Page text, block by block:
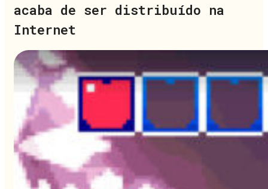
acaba de ser distribuído na
Internet